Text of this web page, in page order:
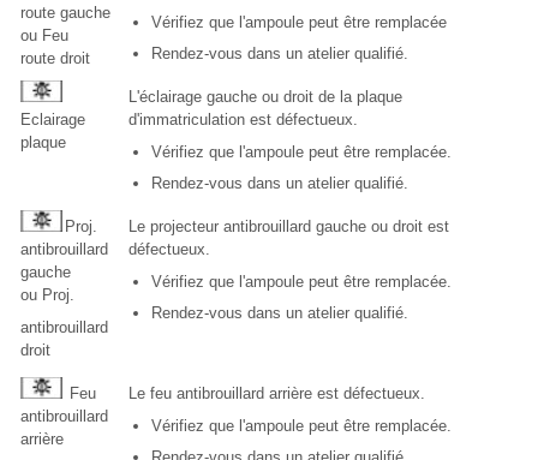
route gauche
ou Feu
route droit
Vérifiez que l'ampoule peut être remplacée
Rendez-vous dans un atelier qualifié.
Eclairage
plaque
L'éclairage gauche ou droit de la plaque
d'immatriculation est défectueux.
Vérifiez que l'ampoule peut être remplacée.
Rendez-vous dans un atelier qualifié.
Proj.
antibrouillard
gauche
ou Proj.
antibrouillard
droit
Le projecteur antibrouillard gauche ou droit est
défectueux.
Vérifiez que l'ampoule peut être remplacée.
Rendez-vous dans un atelier qualifié.
Feu
antibrouillard
arrière
Le feu antibrouillard arrière est défectueux.
Vérifiez que l'ampoule peut être remplacée.